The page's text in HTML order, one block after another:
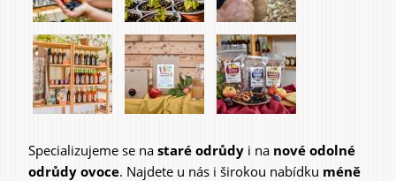
Specializujeme se na staré odrůdy i na nové odolné
odrůdy ovoce. Najdete u nás i širokou nabídku méně